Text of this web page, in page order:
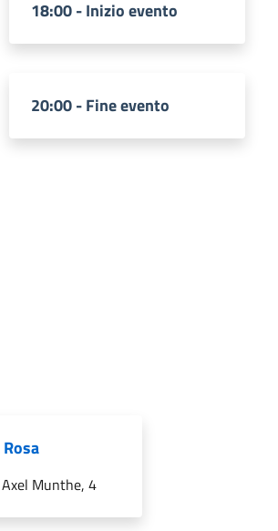
18:00 - Inizio evento
20:00 - Fine evento
Munthe, 4